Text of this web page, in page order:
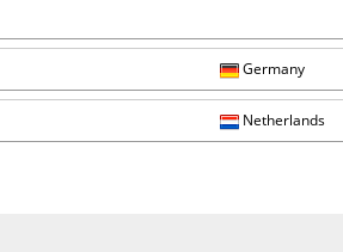
Germany
Netherlands